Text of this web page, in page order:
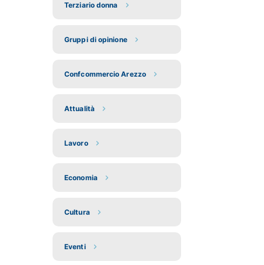
Terziario donna
Gruppi di opinione
Confcommercio Arezzo
Attualità
Lavoro
Economia
Cultura
Eventi